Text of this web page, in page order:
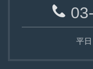
平